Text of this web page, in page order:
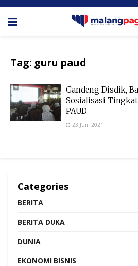
Tag: guru paud
Gandeng Disdik,
Sosialisasi
PAUD
23 Juni 2021
Categories
BERITA
BERITA DUKA
DUNIA
EKONOMI BISNIS